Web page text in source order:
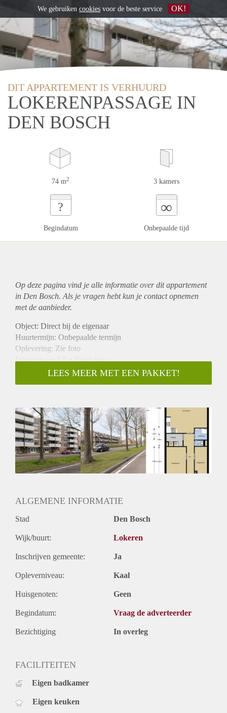
DIT APPARTEMENT IS VERHUURD
LOKERENPASSAGE IN
DEN BOSCH
74 m2 3 kamers
?
Begindatum
∞
Onbepaalde tijd
Op deze pagina vind je alle informatie over ditappartement
in Den Bosch. Als je vragen hebt kun je contact opnemen
met de aanbieder.
Object: Direct bij de eigenaar
Huurtermijn: Onbepaalde termijn
Oplevering: Zie foto
Inkomen eis:2,7 x Bruto huur
Garantiestelling mogelijk: Ja
Borg: 1 Maand
Huisdieren toegestaan: Afhankelijk van de Eigenaar
Huurtoeslag grens: Nee
Geschikt voor studenten: Afhankelijk van de Eigenaar
LEES MEER MET EEN PAKKET!
ALGEMENE INFORMATIE
Stad Den Bosch
Wijk/buurt: Lokeren
Inschrijven gemeente: Ja
Opleverniveau: Kaal
Huisgenoten: Geen
Begindatum: Vraag de adverteerder
Bezichtiging In overleg
FACILITEITEN
Eigen badkamer
Eigen keuken
We gebruiken cookies voor de beste service OK!